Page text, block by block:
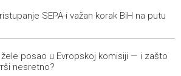
kod Udore, promet na cesti Stolac
najbolji muzički dokumentarni film na
Banji
SEPA-i važan korak BiH na putu
žele posao u Evropskoj komisiji — i zašto
nesretno?